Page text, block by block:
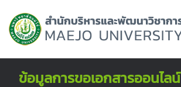
ข้อมูลการขอเอกสารออนไลน์